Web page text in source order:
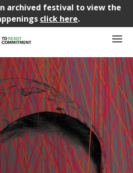
archived festival to view the
click here.